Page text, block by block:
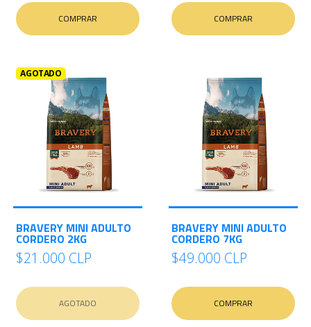
COMPRAR COMPRAR
AGOTADO
BRAVERY MINI ADULTO
CORDERO 2KG
$21.000 CLP
AGOTADO
BRAVERY MINI ADULTO
CORDERO 7KG
$49.000 CLP
COMPRAR